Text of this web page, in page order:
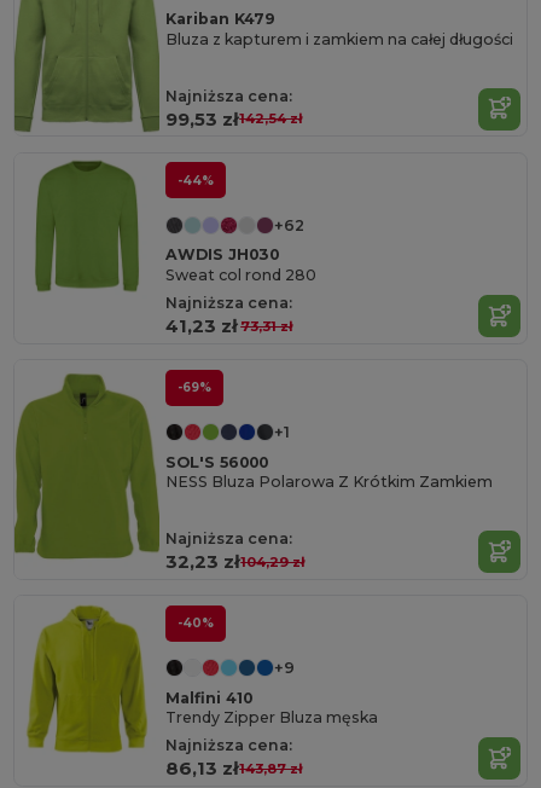
Kariban K479
Bluza z kapturem i zamkiem na całej długości
Najniższa cena:
99,53 zł142,54 zł
-44%
+62
AWDIS JH030
Sweat col rond 280
Najniższa cena:
41,23 zł73,31 zł
-69%
+1
SOL'S 56000
NESS Bluza Polarowa Z Krótkim Zamkiem
Najniższa cena:
32,23 zł104,29 zł
-40%
+9
Malfini 410
Trendy Zipper Bluza męska
Najniższa cena:
86,13 zł143,87 zł